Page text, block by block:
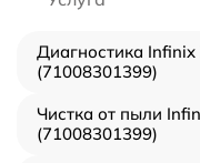
Диагностика Infinix
(71008301399)
Чистка от пыли
(71008301399)